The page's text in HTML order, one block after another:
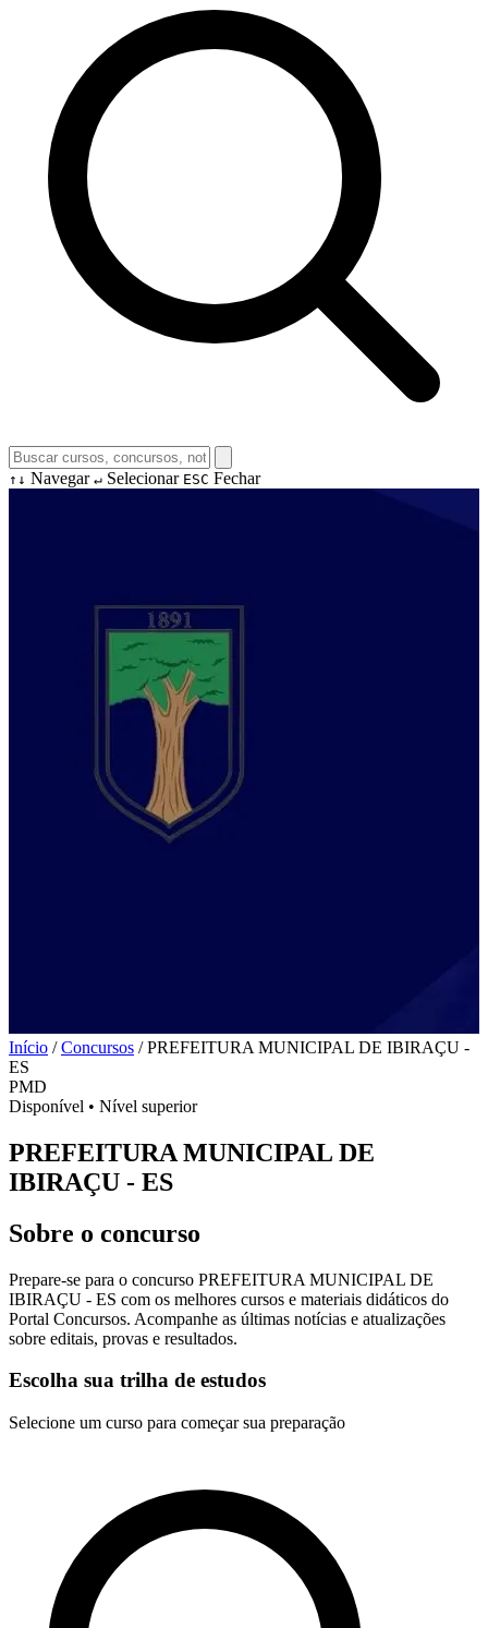
↑↓ Navegar ↵ Selecionar ESC Fechar
Início / Concursos / PREFEITURA MUNICIPAL DE IBIRAÇU -
ES
PMD
Disponível • Nível superior
PREFEITURA MUNICIPAL DE
IBIRAÇU - ES
Sobre o concurso
Prepare-se para o concurso PREFEITURA MUNICIPAL DE
IBIRAÇU - ES com os melhores cursos e materiais didáticos do
Portal Concursos. Acompanhe as últimas notícias e atualizações
sobre editais, provas e resultados.
Escolha sua trilha de estudos
Selecione um curso para começar sua preparação